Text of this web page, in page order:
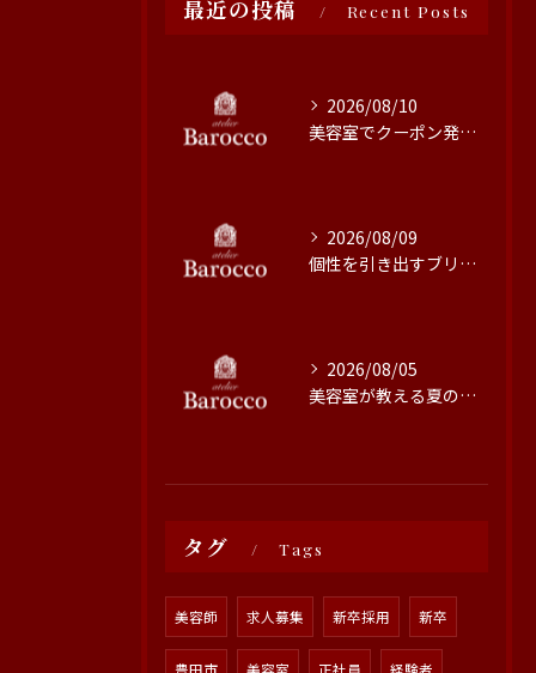
最近の投稿 Recent Posts
2026/08/10
美容室でクーポン発行を活用する賢い方法と最新お得情報まとめ
2026/08/09
個性を引き出すブリーチ技術の魅力と施術のこだわり
2026/08/05
美容室が教える夏の髪質改善術
タグ Tags
美容師 求人募集 新卒採用 新卒